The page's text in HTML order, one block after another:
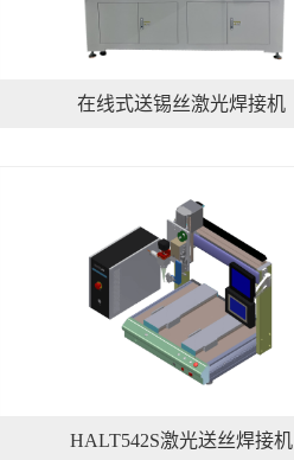
在线式送锡丝激光焊接机
HALT542S激光送丝焊接机